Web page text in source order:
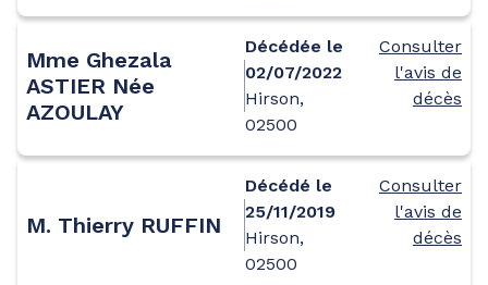
Mme Ghezala
ASTIER Née
AZOULAY
Décédée le
02/07/2022
Hirson,
02500
Consulter
l'avis de
décès
M. Thierry RUFFIN
Décédé le
25/11/2019
Hirson,
02500
Consulter
l'avis de
décès